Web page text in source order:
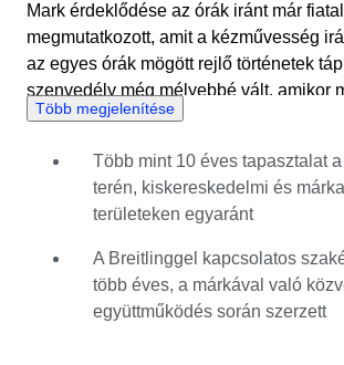
Mark érdeklődése az órák iránt már
megmutatkozott, amit a kézművesség
az egyes órák mögött rejlő történetek
szenvedély még mélyebbé vált, amikor
nagyapja Omega Seamaster óráját, ami
iránt. Az elmúlt tíz évben tapasztalatot
luxusóra-iparban, olyan neves
márkákkal dolgozott együtt, mint a
Breitling. Ez idő alatt számos órával
kortárs modellektől kezdve a ritka és
darabokig, olyan márkáktól, mint a
Több megjelenítése
Több mint 10 éves tapasztalat
terén, kiskereskedelmi és
területeken egyaránt
A Breitlinggel kapcsolatos
több éves, a márkával való
együttműködés során szerzett